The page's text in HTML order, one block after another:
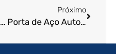
Portão de Enrolar em Atibaia – SP
Próximo
Porta de Aço Automática em Suzano – SP